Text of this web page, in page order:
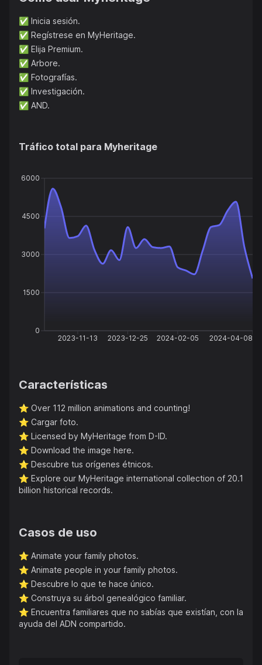
✅ Inicia sesión.
✅ Regístrese en MyHeritage.
✅ Elija Premium.
✅ Arbore.
✅ Fotografías.
✅ Investigación.
✅ AND.
Tráfico total para Myheritage
2023-11-13 2023-12-25 2024-02-05 2024-04-08
0
1500
3000
4500
6000
Características
⭐️ Over 112 million animations and counting!
⭐️ Cargar foto.
⭐️ Licensed by MyHeritage from D-ID.
⭐️ Download the image here.
⭐️ Descubre tus orígenes étnicos.
⭐️ Explore our MyHeritage international collection of 20.1
billion historical records.
Casos de uso
⭐️ Animate your family photos.
⭐️ Animate people in your family photos.
⭐️ Descubre lo que te hace único.
⭐️ Construya su árbol genealógico familiar.
⭐️ Encuentra familiares que no sabías que existían, con la
ayuda del ADN compartido.